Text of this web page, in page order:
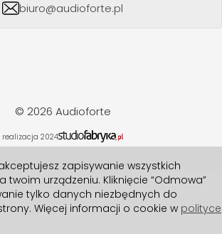
biuro@audioforte.pl
© 2026 Audioforte
realizacja 2024
zapisywanie wszystkich
twoim urządzeniu. Kliknięcie “Odmowa”
tylko danych niezbędnych do
Więcej informacji o cookie w polityce